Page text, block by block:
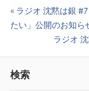
投
稿
ビ
前
の
ラジオ 沈黙は銀
たい」公開のお知ら
次
ラジオ
検索